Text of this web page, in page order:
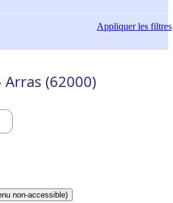
Appliquerles filtres
Arras (62000)
non-accessible)